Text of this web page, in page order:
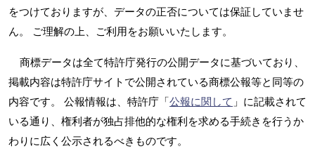
をつけておりますが、データの正否については保証していませ
ん。 ご理解の上、ご利用をお願いいたします。
商標データは全て特許庁発行の公開データに基づいており、
掲載内容は特許庁サイトで公開されている商標公報等と同等の
内容です。 公報情報は、特許庁「公報に関して 」に記載されて
いる通り、権利者が独占排他的な権利を求める手続きを行うか
わりに広く公示されるべきものです。